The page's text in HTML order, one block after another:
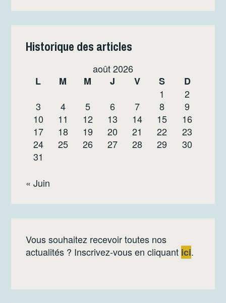
Historique des articles
août 2026
L
M M J V S
D
1
2
3
4 5 6 7 8
9
10
11 12 13 14 15
16
17
18 19 20 21 22
23
24
25 26 27 28 29
30
31
« Juin
Vous souhaitez recevoir toutes nos
actualités ? Inscrivez-vous en cliquant ici.